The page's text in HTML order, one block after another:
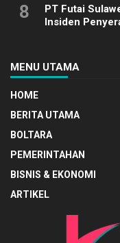
8
PT Futai
Insiden
MENU UTAMA
HOME
BERITA UTAMA
BOLTARA
PEMERINTAHAN
BISNIS & EKONOMI
ARTIKEL